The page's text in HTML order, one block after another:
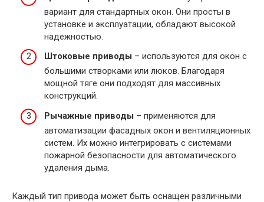
вариант для стандартных окон. Они просты в
установке и эксплуатации, обладают высокой
надежностью.
Штоковые приводы – используются для окон с
большими створками или люков. Благодаря
мощной тяге они подходят для массивных
конструкций.
Рычажные приводы – применяются для
автоматизации фасадных окон и вентиляционных
систем. Их можно интегрировать с системами
пожарной безопасности для автоматического
удаления дыма.
Каждый тип привода может быть оснащен различными